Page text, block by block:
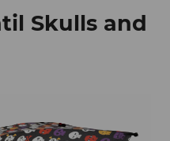
Skulls and